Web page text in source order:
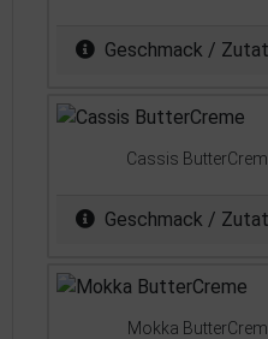
Geschmack /
Cassis
Geschmack /
Mokka